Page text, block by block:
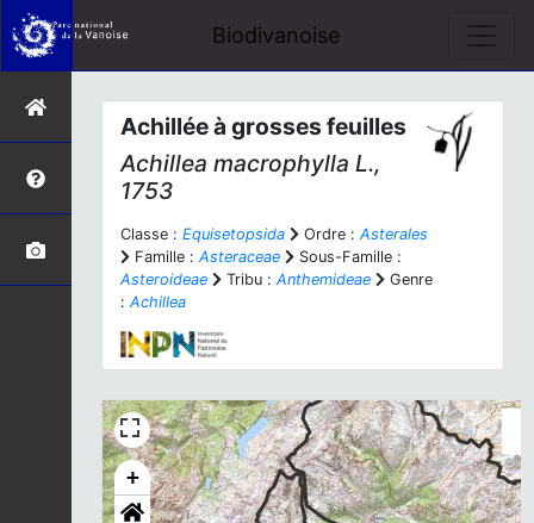
Biodivanoise
Achillée à grosses feuilles
Achillea macrophylla L.,
1753
Classe : Equisetopsida Ordre : Asterales
Famille : Asteraceae
Sous-Famille :
Asteroideae
Tribu : Anthemideae
Genre
: Achillea
+